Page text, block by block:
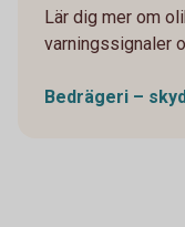
Lär dig mer om
varningssignaler
Bedrägeri –